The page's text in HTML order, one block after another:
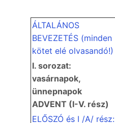
ÁLTALÁNOS
BEVEZETÉS (minden
kötet elé olvasandó!)
I. sorozat:
vasárnapok,
ünnepnapok
ADVENT (I-V. rész)
ELŐSZÓ és I /A/ rész: